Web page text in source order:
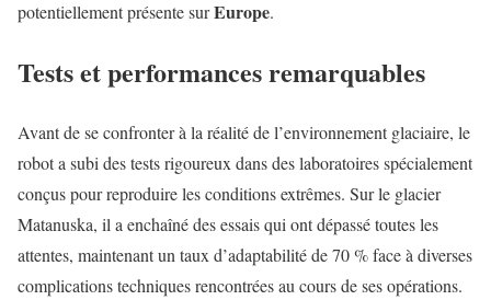
potentiellement présente surEurope.
Tests et performances remarquables
Avant de se confronter à la réalité de l’environnement glaciaire, le
robot a subi des tests rigoureux dans des laboratoires spécialement
conçus pour reproduire les conditions extrêmes. Sur le glacier
Matanuska, il a enchaîné des essais qui ont dépassé toutes les
attentes, maintenant un taux d’adaptabilité de 70 % face à diverses
complications techniques rencontrées au cours de ses opérations.